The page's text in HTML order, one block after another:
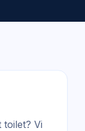
toilet? Vi